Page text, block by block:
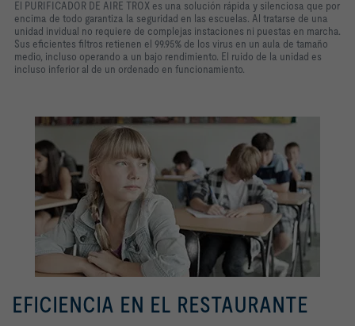
El PURIFICADOR DE AIRE TROX es una solución rápida y silenciosa que por
encima de todo garantiza la seguridad en las escuelas. Al tratarse de una
unidad invidual no requiere de complejas instaciones ni puestas en marcha.
Sus eficientes filtros retienen el 99.95% de los virus en un aula de tamaño
medio, incluso operando a un bajo rendimiento. El ruido de la unidad es
incluso inferior al de un ordenado en funcionamiento.
EFICIENCIA EN EL RESTAURANTE